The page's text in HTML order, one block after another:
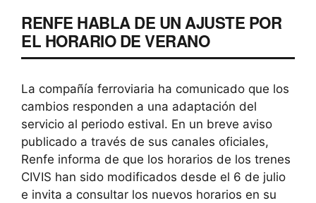
RENFE HABLA DE UN AJUSTE POR
EL HORARIO DE VERANO
La compañía ferroviaria ha comunicado que los
cambios responden a una adaptación del
servicio al periodo estival. En un breve aviso
publicado a través de sus canales oficiales,
Renfe informa de que los horarios de los trenes
CIVIS han sido modificados desde el 6 de julio
e invita a consultar los nuevos horarios en su